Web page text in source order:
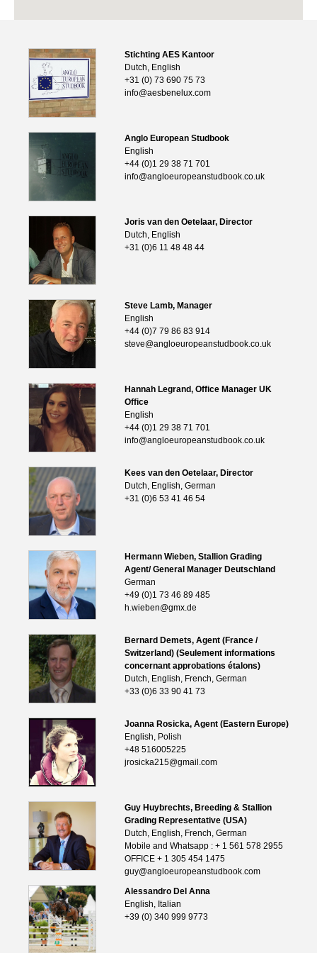
Stichting AES Kantoor
Dutch, English
+31 (0) 73 690 75 73
info@aesbenelux.com
Anglo European Studbook
English
+44 (0)1 29 38 71 701
info@angloeuropeanstudbook.co.uk
Joris van den Oetelaar, Director
Dutch, English
+31 (0)6 11 48 48 44
Steve Lamb, Manager
English
+44 (0)7 79 86 83 914
steve@angloeuropeanstudbook.co.uk
Hannah Legrand, Office Manager UK
Office
English
+44 (0)1 29 38 71 701
info@angloeuropeanstudbook.co.uk
Kees van den Oetelaar, Director
Dutch, English, German
+31 (0)6 53 41 46 54
Hermann Wieben, Stallion Grading
Agent/ General Manager Deutschland
German
+49 (0)1 73 46 89 485
h.wieben@gmx.de
Bernard Demets, Agent (France /
Switzerland) (Seulement informations
concernant approbations étalons)
Dutch, English, French, German
+33 (0)6 33 90 41 73
Joanna Rosicka, Agent (Eastern Europe)
English, Polish
+48 516005225
jrosicka215@gmail.com
Guy Huybrechts, Breeding & Stallion
Grading Representative (USA)
Dutch, English, French, German
Mobile and Whatsapp : + 1 561 578 2955
OFFICE + 1 305 454 1475
guy@angloeuropeanstudbook.com
Alessandro Del Anna
English, Italian
+39 (0) 340 999 9773